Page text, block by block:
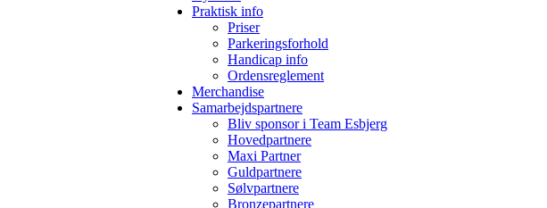
Praktisk info
Priser
Parkeringsforhold
Handicap info
Ordensreglement
Merchandise
Samarbejdspartnere
Bliv sponsor i Team Esbjerg
Hovedpartnere
Maxi Partner
Guldpartnere
Sølvpartnere
Bronzepartnere